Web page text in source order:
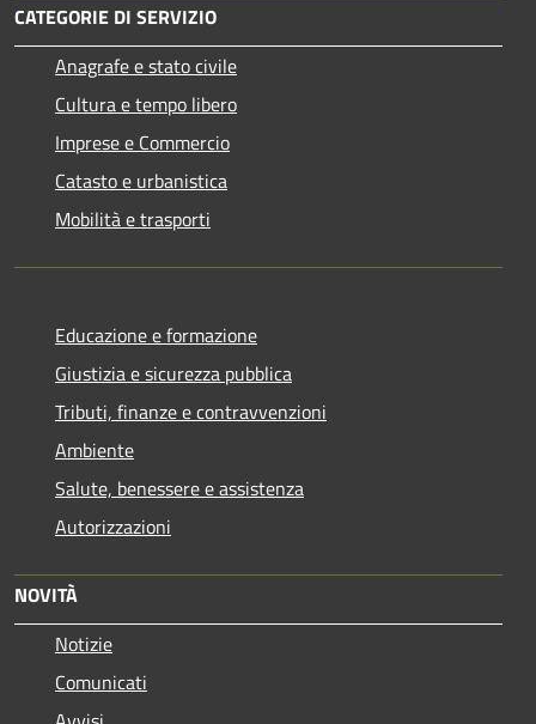
CATEGORIE DI SERVIZIO
Anagrafe e stato civile
Cultura e tempo libero
Imprese e Commercio
Catasto e urbanistica
Mobilità e trasporti
Educazione e formazione
Giustizia e sicurezza pubblica
Tributi, finanze e contravvenzioni
Ambiente
Salute, benessere e assistenza
Autorizzazioni
NOVITÀ
Notizie
Comunicati